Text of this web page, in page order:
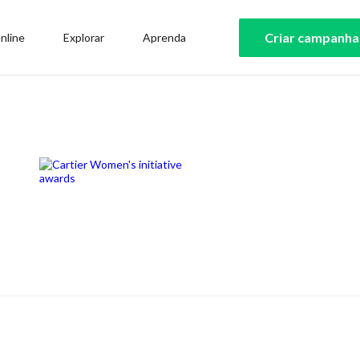
Explorar Aprenda Criar campanha